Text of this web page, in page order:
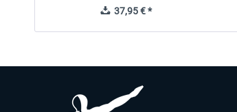
37,95 € *